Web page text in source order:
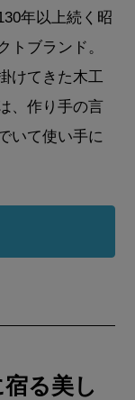
年以上続く昭
トブランド。
けてきた木工
、作り手の言
いて使い手に
る美し